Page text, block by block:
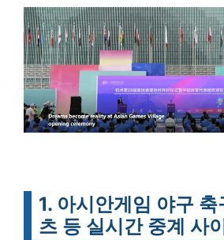
1. 아시안게임 야구
츠 등 실시간 중계 사